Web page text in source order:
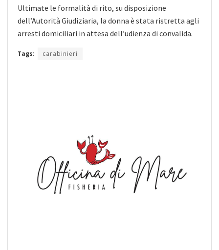
Ultimate le formalità di rito, su disposizione
dell’Autorità Giudiziaria, la donna è stata ristretta agli
arresti domiciliari in attesa dell’udienza di convalida.
Tags: carabinieri